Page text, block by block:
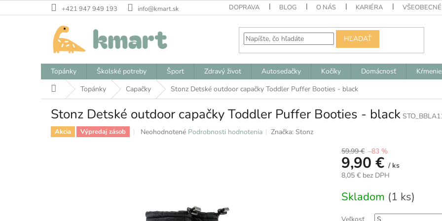
na
+421 947 949 193 info@kmart.sk DOPRAVA BLOG O NÁS KARIÉRA
HĽADAŤ
Topánky Školské potreby Šport Zdravý život Autosedačky Kočíky Domácnosť
DomovTopánky Capačky Stonz Detské outdoor capačky Toddler Puffer Booties - black
Stonz Detské outdoor capačky Toddler Puffer Booties - black
Akcia Výpredaj zásob
Priemerné
Neohodnotené Podrobnosti hodnotenia Značka: Stonz
59,99 € –83 %
9,90 € / ks
8,05 € bez DPH
cena:
Skladom (1 ks)